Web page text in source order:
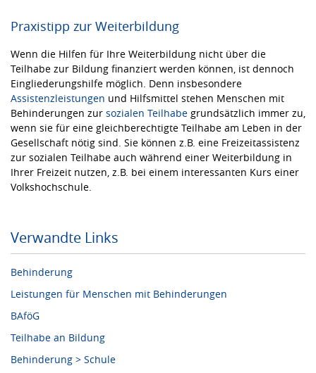
Praxistipp zur Weiterbildung
Wenn die Hilfen für Ihre Weiterbildung nicht über die
Teilhabe zur Bildung finanziert werden können, ist dennoch
Eingliederungshilfe möglich. Denn insbesondere
Assistenzleistungen und Hilfsmittel stehen Menschen mit
Behinderungen zur sozialen Teilhabe grundsätzlich immer zu,
wenn sie für eine gleichberechtigte Teilhabe am Leben in der
Gesellschaft nötig sind. Sie können z.B. eine Freizeitassistenz
zur sozialen Teilhabe auch während einer Weiterbildung in
Ihrer Freizeit nutzen, z.B. bei einem interessanten Kurs einer
Volkshochschule.
Verwandte Links
Behinderung
Leistungen für Menschen mit Behinderungen
BAföG
Teilhabe an Bildung
Behinderung > Schule